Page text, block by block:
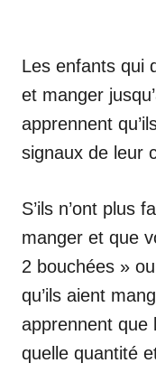
Les enfants qui
et manger
apprennent
signaux de leur
S’ils n’ont plus
manger et que
2 bouchées »
qu’ils aient
apprennent que
quelle quantité